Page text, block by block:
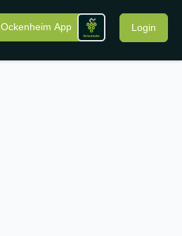
Ockenheim App Login